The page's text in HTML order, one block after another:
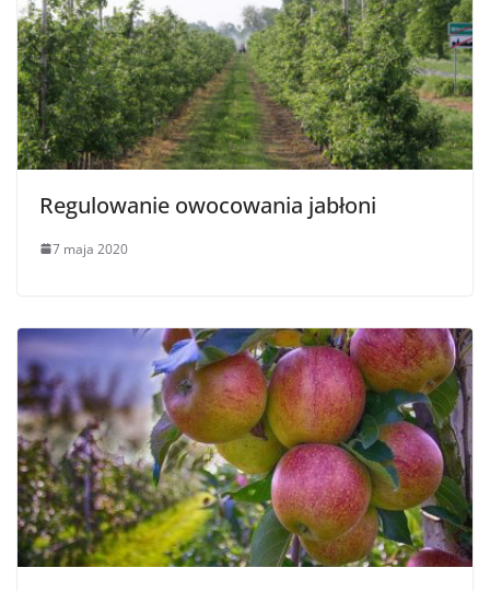
Regulowanie owocowania jabłoni
7 maja 2020